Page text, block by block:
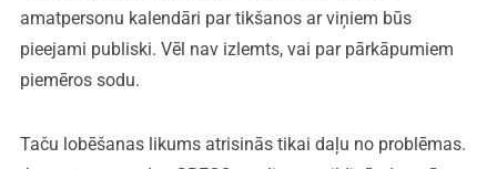
amatpersonu kalendāri par tikšanos ar viņiem būs
pieejami publiski. Vēl nav izlemts, vai par pārkāpumiem
piemēros sodu.
Taču lobēšanas likums atrisinās tikai daļu no problēmas.